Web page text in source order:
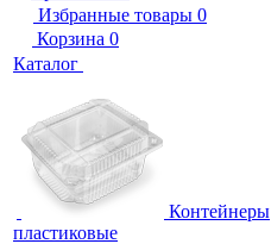
Избранные товары 0
Корзина 0
Каталог
Контейнеры
пластиковые